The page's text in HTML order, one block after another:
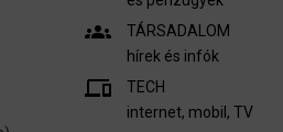
groups
TÁRSADALOM
hírek és infók
devices
TECH
internet, mobil, TV​